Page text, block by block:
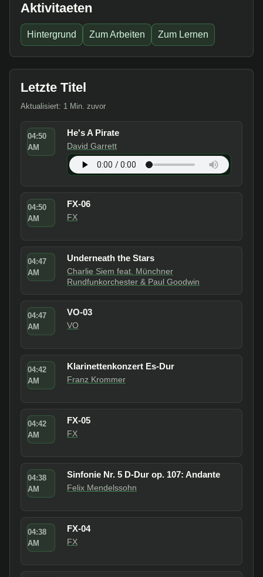
Aktivitaeten
Hintergrund Zum Arbeiten Zum Lernen
Letzte Titel
Aktualisiert: 1 Min. zuvor
04:50
AM
He's A Pirate
David Garrett
04:50
AM
FX-06
FX
04:47
AM
Underneath the Stars
Charlie Siem feat. Münchner
Rundfunkorchester & Paul Goodwin
04:47
AM
VO-03
VO
04:42
AM
Klarinettenkonzert Es-Dur
Franz Krommer
04:42
AM
FX-05
FX
04:38
AM
Sinfonie Nr. 5 D-Dur op. 107: Andante
Felix Mendelssohn
04:38
AM
FX-04
FX